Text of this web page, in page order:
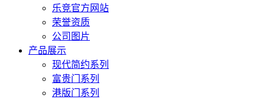
乐竞官方网站
荣誉资质
公司图片
产品展示
现代简约系列
富贵门系列
港版门系列